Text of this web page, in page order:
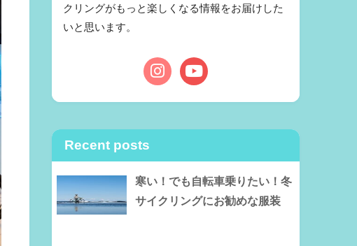
クリングがもっと楽しくなる情報をお届けした
いと思います。
Recent posts
寒い！でも自転車乗りたい！冬
サイクリングにお勧めな服装